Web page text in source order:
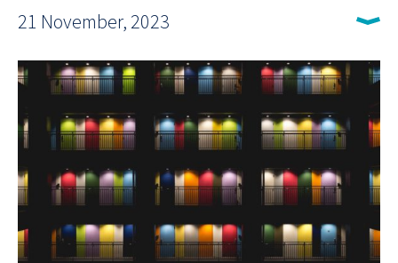
21 November, 2023